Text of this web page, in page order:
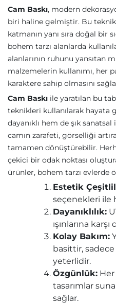
Cam Baskı, modern
biri haline gelmiştir. Bu
katmanın yanı sıra doğal bir
bohem tarzı alanlarda
alanlarının ruhunu yansıtan
malzemelerin kullanımı, her
karaktere sahip olmasını
Cam Baskı ile yaratılan bu
teknikleri kullanılarak hayata
dayanıklı hem de şık
camın zarafeti, görselliği
tamamen dönüştürebilir.
çekici bir odak noktası
ürünler, bohem tarzı evlerde
Estetik
seçenekleri ile
Dayanıklılık:
ışınlarına
Kolay Bakım:
basittir,
yeterlidir.
Özgünlük:
tasarımlar
sağlar.